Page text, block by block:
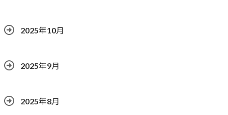
2025年10月
2025年9月
2025年8月